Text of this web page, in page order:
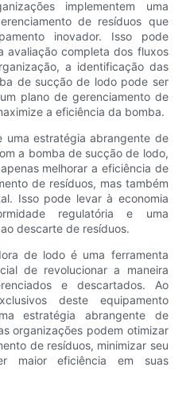
implementem uma
de resíduos que
inovador. Isso pode
avaliação completa dos fluxos
a identificação das
de sucção de lodo pode ser
plano de gerenciamento de
a eficiência da bomba.
uma estratégia abrangente de
a bomba de sucção de lodo,
melhorar a eficiência de
de resíduos, mas também
Isso pode levar à economia
regulatória e uma
descarte de resíduos.
de lodo é uma ferramenta
de revolucionar a maneira
e descartados. Ao
deste equipamento
estratégia abrangente de
organizações podem otimizar
de resíduos, minimizar seu
maior eficiência em suas